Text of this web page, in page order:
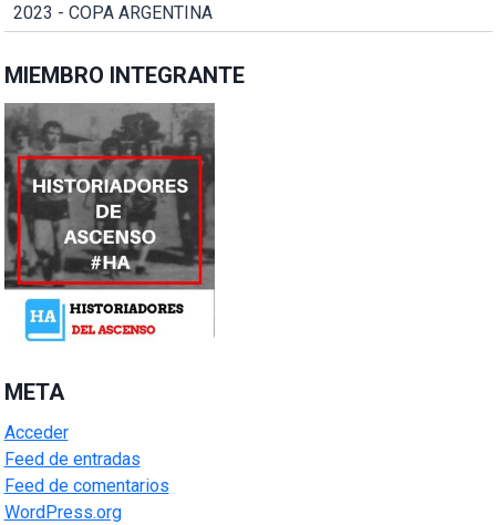
2023 - COPA ARGENTINA
MIEMBRO INTEGRANTE
META
Acceder
Feed de entradas
Feed de comentarios
WordPress.org